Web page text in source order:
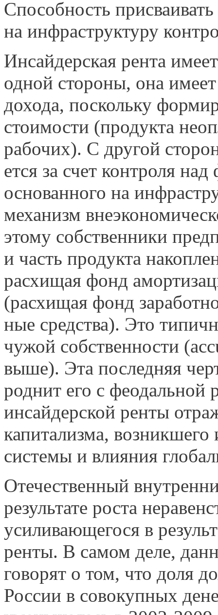
Способность
на инфраструктуру
Инсайдерская рента
одной стороны, она
дохода, поскольку
стоимости (продукта
рабочих). С другой
ется за счет контроля
основанного на
механизм
этому собственники
и часть продукта
расхищая фонд
(расхищая фонд
ные средства). Это
чужой собственности
выше). Эта последняя
роднит его с феодальной
инсайдерской ренты
капитализма, возникшего
системы и влияния
Отечественный
результате роста
усиливающегося в
ренты. В самом деле,
говорят о том, что доля
России в совокупных